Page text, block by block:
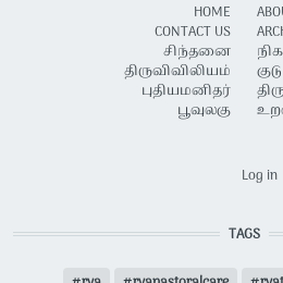
HOME
CONTACT US
சிந்தனை
திருவிவிலியம்
புதியமனிதர்
பூவுலகு
Log in
TAGS